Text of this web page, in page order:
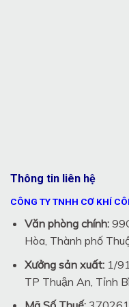
Thông tin liên hệ
CÔNG TY TNHH CƠ KHÍ
Văn phòng chính:
Hòa, Thành phố
Xưởng sản xuất:1/
TP Thuận An, Tỉnh